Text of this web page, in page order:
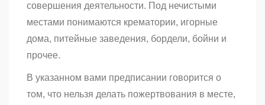
совершения деятельности. Под нечистыми
местами понимаются крематории, игорные
дома, питейные заведения, бордели, бойни и
прочее.
В указанном вами предписании говорится о
том, что нельзя делать пожертвования в месте,